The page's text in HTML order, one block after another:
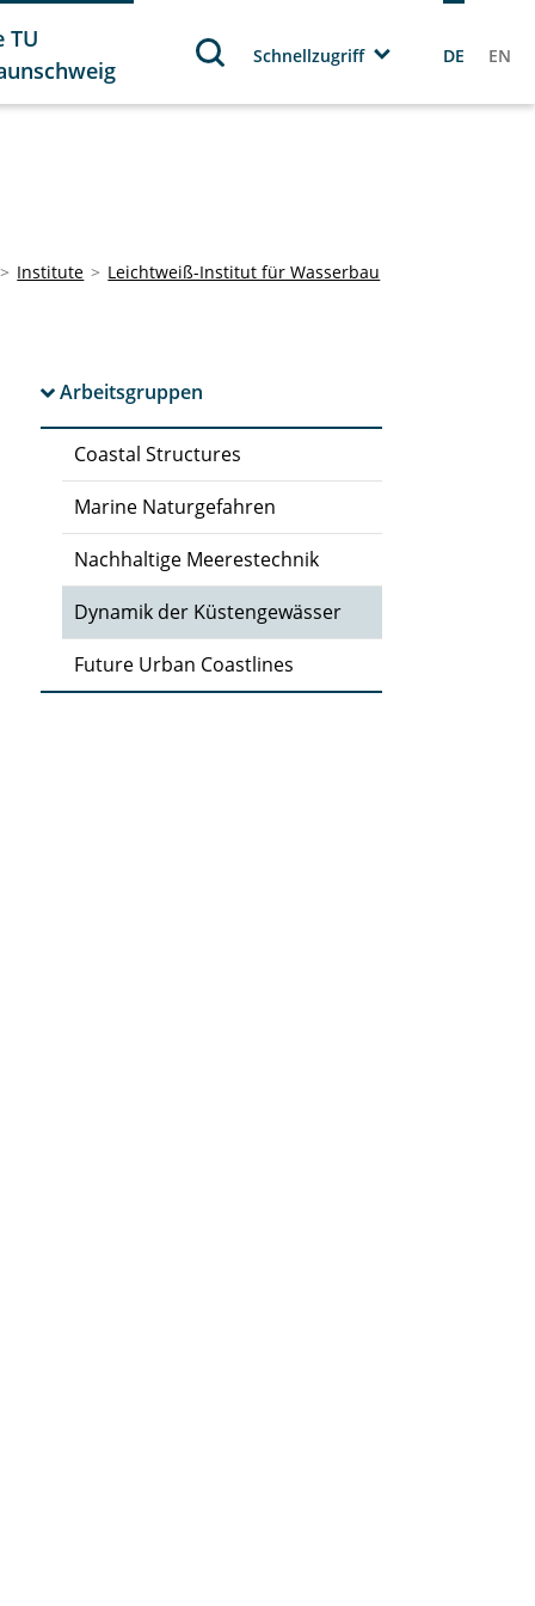
TU
Schnellzugriff DE EN
Institute
Leichtweiß-Institut für Wasserbau
Arbeitsgruppen
Coastal Structures
Marine Naturgefahren
Nachhaltige Meerestechnik
Dynamik der Küstengewässer
Future Urban Coastlines